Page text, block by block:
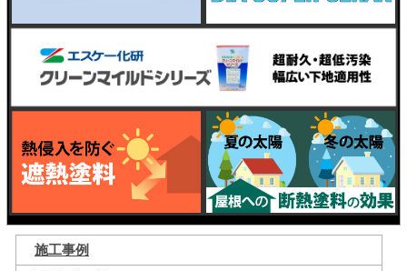
施工事例